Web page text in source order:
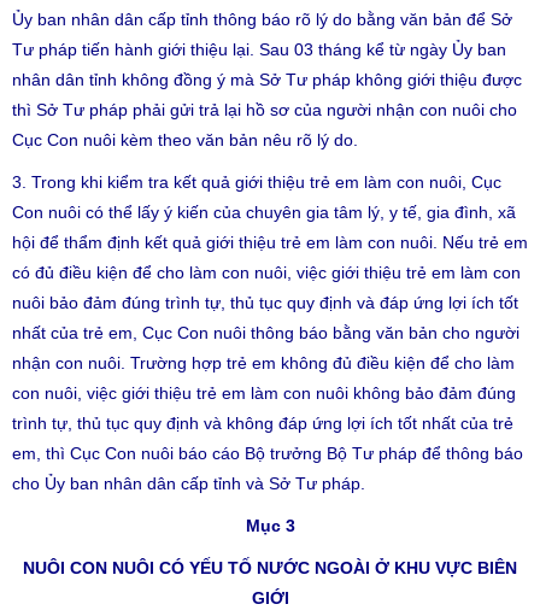
Ủy ban nhân dân cấp tỉnh thông báo rõ lý do bằng văn bản để Sở
Tư pháp tiến hành giới thiệu lại. Sau 03 tháng kể từ ngày Ủy ban
nhân dân tỉnh không đồng ý mà Sở Tư pháp không giới thiệu được
thì Sở Tư pháp phải gửi trả lại hồ sơ của người nhận con nuôi cho
Cục Con nuôi kèm theo văn bản nêu rõ lý do.
3. Trong khi kiểm tra kết quả giới thiệu trẻ em làm con nuôi, Cục
Con nuôi có thể lấy ý kiến của chuyên gia tâm lý, y tế, gia đình, xã
hội để thẩm định kết quả giới thiệu trẻ em làm con nuôi. Nếu trẻ em
có đủ điều kiện để cho làm con nuôi, việc giới thiệu trẻ em làm con
nuôi bảo đảm đúng trình tự, thủ tục quy định và đáp ứng lợi ích tốt
nhất của trẻ em, Cục Con nuôi thông báo bằng văn bản cho người
nhận con nuôi. Trường hợp trẻ em không đủ điều kiện để cho làm
con nuôi, việc giới thiệu trẻ em làm con nuôi không bảo đảm đúng
trình tự, thủ tục quy định và không đáp ứng lợi ích tốt nhất của trẻ
em, thì Cục Con nuôi báo cáo Bộ trưởng Bộ Tư pháp để thông báo
cho Ủy ban nhân dân cấp tỉnh và Sở Tư pháp.
Mục 3
NUÔI CON NUÔI CÓ YẾU TỐ NƯỚC NGOÀI Ở KHU VỰC BIÊN
GIỚI